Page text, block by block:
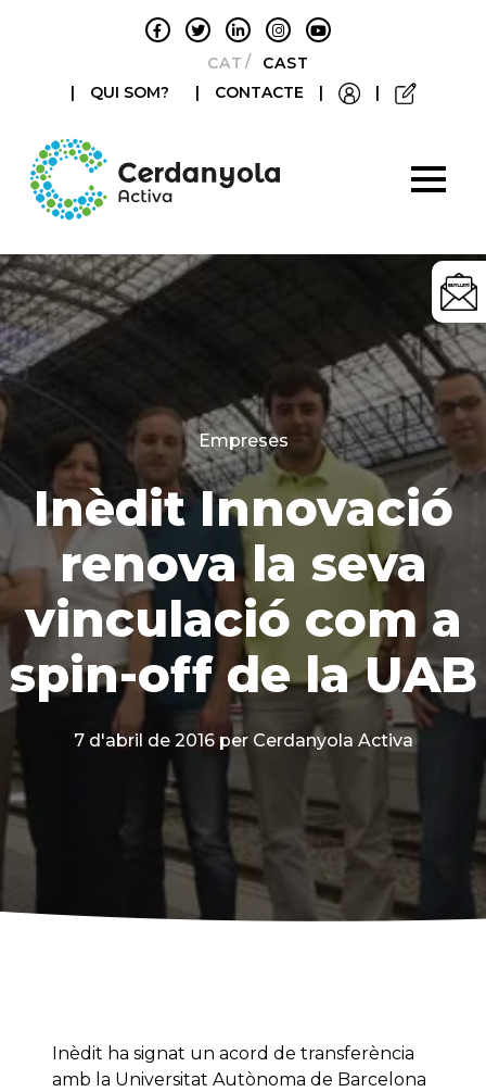
CATALÀCASTELLANO
|
QUI SOM? | CONTACTE | |
Categories
Empreses
Inèdit Innovació
renova la seva
vinculació com a
spin-off de la UAB
7 d'abril de 2016 per Cerdanyola Activa
Inèdit ha signat un acord de transferència
amb la Universitat Autònoma de Barcelona